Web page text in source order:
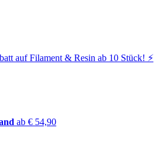
auf Filament & Resin ab 10 Stück! ⚡️
ab € 54,90